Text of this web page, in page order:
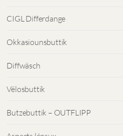
CIGL Differdange
Okkasiounsbuttik
Diffwäsch
Vëlosbuttik
Butzebuttik – OUTFLIPP